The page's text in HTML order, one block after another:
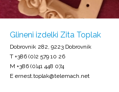
Glineni izdelki Zita Toplak
Dobrovnik 282, 9223 Dobrovnik
T +386 (0)2 579 10 26
M +386 (0)41 448 074
E ernest.toplak@telemach.net